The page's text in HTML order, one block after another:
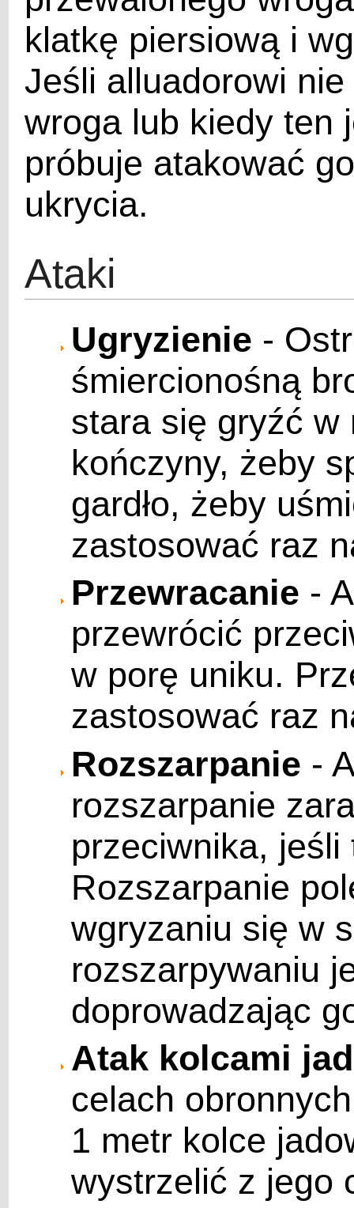
klatkę piersiową i
Jeśli alluadorowi
wroga lub kiedy ten
próbuje atakować
ukrycia.
Ataki
Ugryzienie -
śmiercionośną
stara się gryźć w
kończyny, żeby
gardło, żeby
zastosować raz
Przewracanie -
przewrócić
w porę uniku.
zastosować raz
Rozszarpanie -
rozszarpanie
przeciwnika,
Rozszarpanie
wgryzaniu się w
rozszarpywaniu
doprowadzając
Atak kolcami
celach
1 metr kolce
wystrzelić z jego